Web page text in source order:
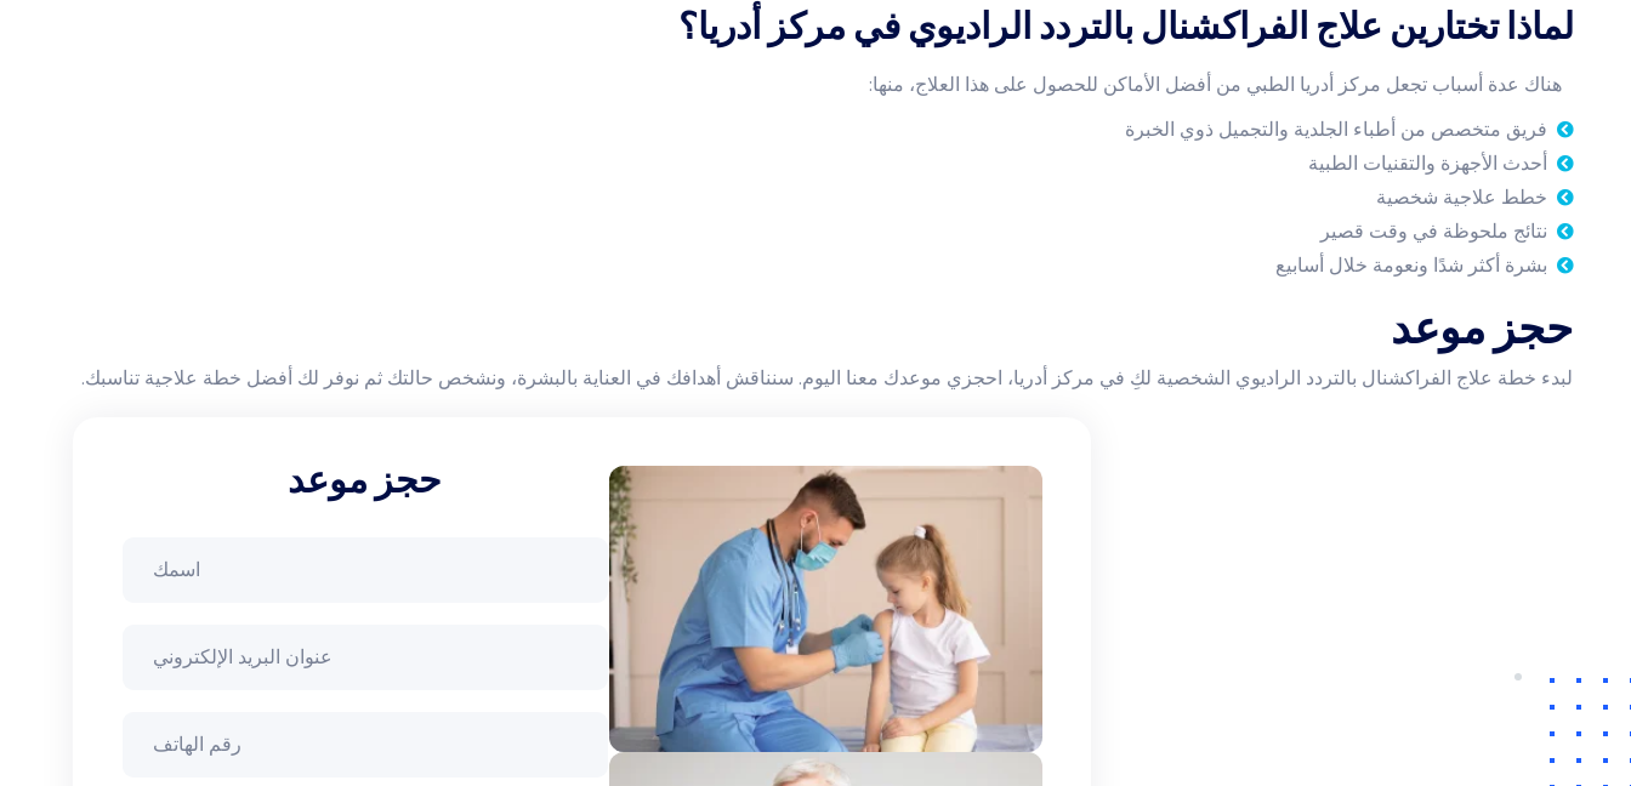
لماذا تختارين علاج الفراكشنال بالتردد الراديوي في مركز أدريا؟
هناك عدة أسباب تجعل مركز أدريا الطبي من أفضل الأماكن للحصول على هذا العلاج، منها:
فريق متخصص من أطباء الجلدية والتجميل ذوي الخبرة
أحدث الأجهزة والتقنيات الطبية
خطط علاجية شخصية
نتائج ملحوظة في وقت قصير
بشرة أكثر شدًا ونعومة خلال أسابيع
حجز موعد
لبدء خطة علاج الفراكشنال بالتردد الراديوي الشخصية لكِ في مركز أدريا، احجزي موعدك معنا اليوم. سنناقش أهدافك في العناية بالبشرة، ونشخص حالتك ثم نوفر لك أفضل خطة علاجية تناسبك.
ساعات عمل العيادة
حجز موعد